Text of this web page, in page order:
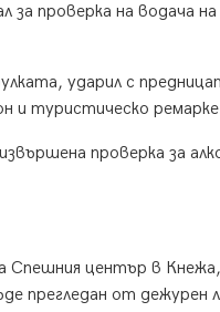
за проверка на водача на
ударил с
и туристическо
проверка за
Спешния център в Кнежа,
прегледан от дежурен